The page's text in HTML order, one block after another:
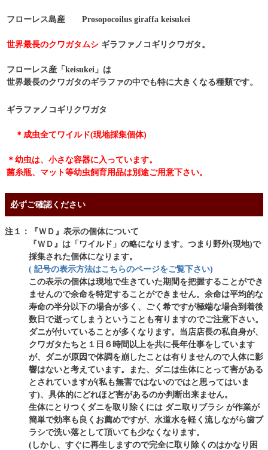
フローレス島産 Prosopocoilus giraffa keisukei
世界最長のクワガタムシ ギラファノコギリクワガタ。
フローレス産「keisukei」は
世界最長のクワガタのギラファの中でも特に大きくなる種類です。
ギラファノコギリクワガタ
＊成虫全てワイルド(現地採集個体)
＊幼虫は、小さな容器に入っています。
菌糸瓶、マット等幼虫飼育用品は別途ご用意下さい。
必ずご確認ください
注１：『ＷＤ』表示の個体について
『ＷＤ』は「ワイルド」の略になります。つまり野外(現地)で
採集された個体になります。
( 記号の表示方法はこちらのページをご覧下さい)
この表示の個体は現地で生きていた期間を把握することができ
ませんので余命を特定することができません。余命は平均的な
寿命の半分以下の場合が多く、ごく希ですが極端な場合到着後
数日で逝ってしまうということも有りますのでご注意下さい。
ダニが付いていることが多くなります。当店店長の私自身が、
クワガタたちと１日６時間以上を共に長年仕事をしています
が、ダニが原因で体調を崩したことは有りませんので人体に影
響はないと考えています。また、ダニは生体にとって害がある
とされていますが(私も無害ではないのではと思ってはいま
す)、具体的にどれほど害があるのか判断出来ません。
生体にとりつくダニを取り除くには ダニ取りブラシ が作業が
簡単で効率も良くお薦めですが、水道水を軽く流しながら歯ブ
ラシで洗い落として頂いても少なくなります。
(しかし、すぐに再生しますので完全に取り除くのはかなり困